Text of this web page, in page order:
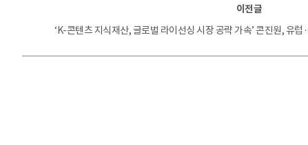
이전글
‘K-콘텐츠 지식재산, 글로벌 라이선싱 시장 공략 가속’ 콘진원, 유